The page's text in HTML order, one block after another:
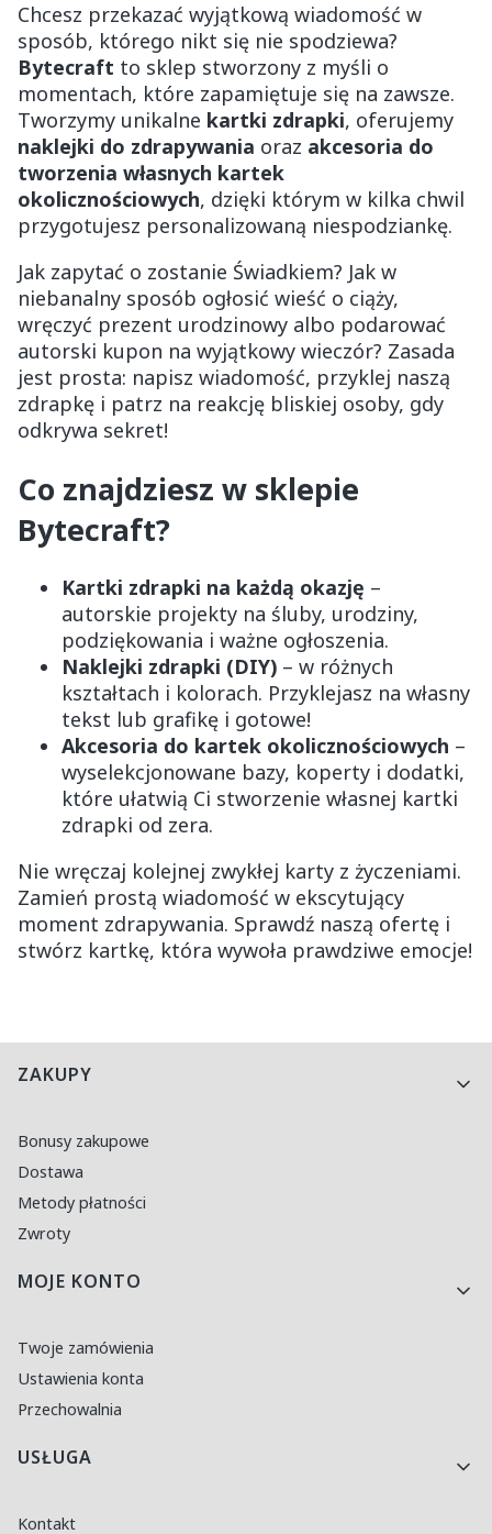
Chcesz przekazać wyjątkową wiadomość w
sposób, którego nikt się nie spodziewa?
Bytecraft to sklep stworzony z myśli o
momentach, które zapamiętuje się na zawsze.
Tworzymy unikalne kartki zdrapki, oferujemy
naklejki do zdrapywania oraz akcesoria do
tworzenia własnych kartek
okolicznościowych, dzięki którym w kilka chwil
przygotujesz personalizowaną niespodziankę.
Jak zapytać o zostanie Świadkiem? Jak w
niebanalny sposób ogłosić wieść o ciąży,
wręczyć prezent urodzinowy albo podarować
autorski kupon na wyjątkowy wieczór? Zasada
jest prosta: napisz wiadomość, przyklej naszą
zdrapkę i patrz na reakcję bliskiej osoby, gdy
odkrywa sekret!
Co znajdziesz w sklepie
Bytecraft?
Kartki zdrapki na każdą okazję –
autorskie projekty na śluby, urodziny,
podziękowania i ważne ogłoszenia.
Naklejki zdrapki (DIY) – w różnych
kształtach i kolorach. Przyklejasz na własny
tekst lub grafikę i gotowe!
Akcesoria do kartek okolicznościowych –
wyselekcjonowane bazy, koperty i dodatki,
które ułatwią Ci stworzenie własnej kartki
zdrapki od zera.
Nie wręczaj kolejnej zwykłej karty z życzeniami.
Zamień prostą wiadomość w ekscytujący
moment zdrapywania. Sprawdź naszą ofertę i
stwórz kartkę, która wywoła prawdziwe emocje!
Linki w stopce
ZAKUPY
Bonusy zakupowe
Dostawa
Metody płatności
Zwroty
MOJE KONTO
Twoje zamówienia
Ustawienia konta
Przechowalnia
USŁUGA
Kontakt